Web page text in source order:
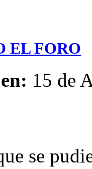
EL FORO
15 de
se